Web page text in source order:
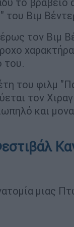
του Βιμ
τον Βιμ
του.
του φιλμ
τον
και
μιας